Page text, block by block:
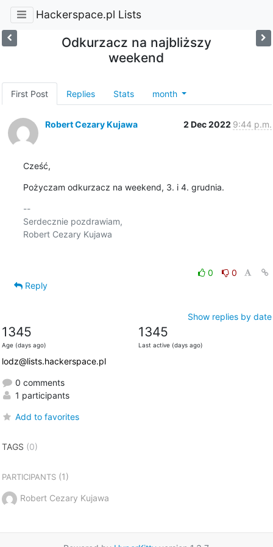
Hackerspace.pl Lists
Odkurzacz na najbliższy
weekend
First Post Replies Stats month
Robert Cezary Kujawa 2 Dec 2022 9:44 p.m.
Cześć,
Pożyczam odkurzacz na weekend, 3. i 4. grudnia.
--
Serdecznie pozdrawiam,
Robert Cezary Kujawa
0
0
Reply
Show replies by date
1345
Age (days ago)
1345
Last active (days ago)
lodz@lists.hackerspace.pl
0 comments
1 participants
Add to favorites
TAGS (0)
PARTICIPANTS(1)
Robert Cezary Kujawa